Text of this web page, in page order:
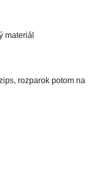
materiál
rozparok potom na